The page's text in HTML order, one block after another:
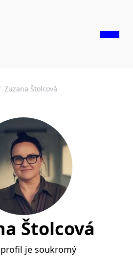
Zuzana Štolcová
Štolcová
je soukromý